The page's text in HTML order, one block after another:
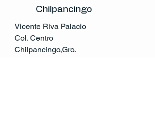
Chilpancingo
Vicente Riva Palacio
Col. Centro
Chilpancingo,Gro.